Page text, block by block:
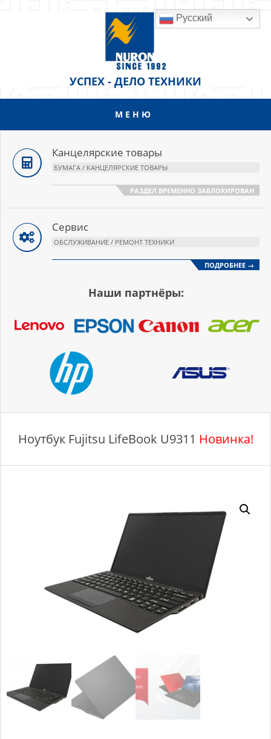
УСПЕХ - ДЕЛО ТЕХНИКИ
навигации
МЕНЮ
Канцелярские товары
БУМАГА / КАНЦЕЛЯРСКИЕ ТОВАРЫ
РАЗДЕЛ ВРЕМЕННО ЗАБЛОКИРОВАН
Сервис
ОБСЛУЖИВАНИЕ / РЕМОНТ ТЕХНИКИ
ПОДРОБНЕЕ →
Наши партнёры:
Ноутбук Fujitsu LifeBook U9311 Новинка!
Русский